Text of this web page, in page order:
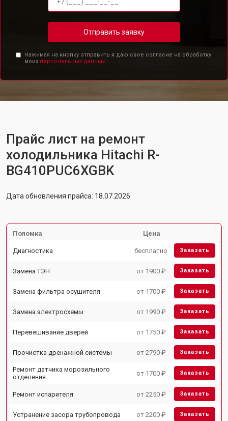
Отправить заявку
Нажимая на кнопку отправить я даю свое согласие на обработку
моих персональных данных.
Прайс лист на ремонт
холодильника Hitachi R-
BG410PUC6XGBK
Дата обновления прайса: 18.07.2026
Поломка Цена
Диагностика бесплатно Заказать
Замена ТЭН от 1900 ₽ Заказать
Замена фильтра осушителя от 1700 ₽ Заказать
Замена электросхемы от 1990 ₽ Заказать
Перевешивание дверей от 1750 ₽ Заказать
Прочистка дренажной системы от 2790 ₽ Заказать
Ремонт датчика морозильного
отделения
от 1700 ₽ Заказать
Ремонт испарителя от 2250 ₽ Заказать
Устранение засора трубопровода от 2200 ₽ Заказать